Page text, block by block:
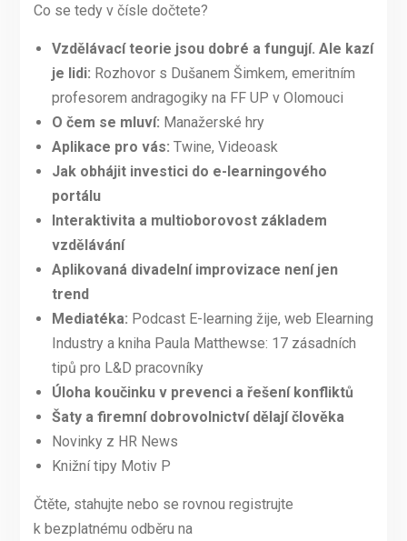
Co se tedy v čísle dočtete?
Vzdělávací teorie jsou dobré a fungují. Ale kazí
je lidi: Rozhovor s Dušanem Šimkem, emeritním
profesorem andragogiky na FF UP v Olomouci
O čem se mluví: Manažerské hry
Aplikace pro vás: Twine, Videoask
Jak obhájit investici do e-learningového
portálu
Interaktivita a multioborovost základem
vzdělávání
Aplikovaná divadelní improvizace není jen
trend
Mediatéka: Podcast E-learning žije, web Elearning
Industry a kniha Paula Matthewse: 17 zásadních
tipů pro L&D pracovníky
Úloha koučinku v prevenci a řešení konfliktů
Šaty a firemní dobrovolnictví dělají člověka
Novinky z HR News
Knižní tipy Motiv P
Čtěte, stahujte nebo se rovnou registrujte
k bezplatnému odběru na